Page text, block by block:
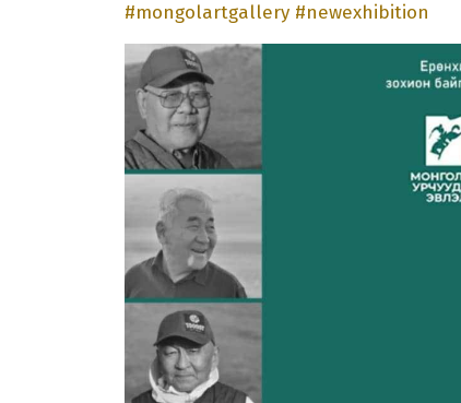
#mongolartgallery #newexhibition